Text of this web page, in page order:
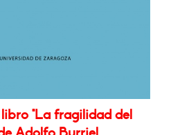
"La fragilidad del